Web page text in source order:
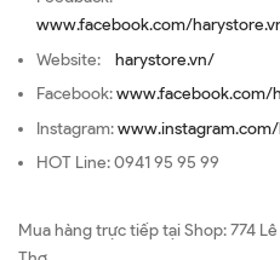
www.facebook.com/
Website: harystore.vn/
Facebook:www.facebook.com/
Instagram:
HOT Line: 0941 95 95 99
Mua hàng trực tiếp tại Shop: 774